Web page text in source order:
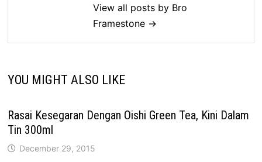
View all posts by Bro
Framestone →
YOU MIGHT ALSO LIKE
Rasai Kesegaran Dengan Oishi Green Tea, Kini Dalam
Tin 300ml
December 29, 2015